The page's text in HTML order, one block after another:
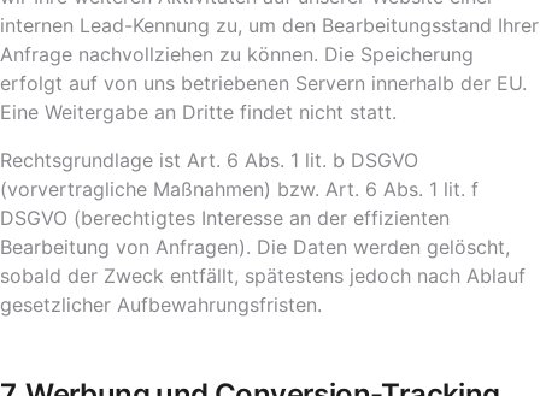
internen Lead-Kennung zu, um den Bearbeitungsstand Ihrer
Anfrage nachvollziehen zu können. Die Speicherung
erfolgt auf von uns betriebenen Servern innerhalb der EU.
Eine Weitergabe an Dritte findet nicht statt.
Rechtsgrundlage ist Art. 6 Abs. 1 lit. b DSGVO
(vorvertragliche Maßnahmen) bzw. Art. 6 Abs. 1 lit. f
DSGVO (berechtigtes Interesse an der effizienten
Bearbeitung von Anfragen). Die Daten werden gelöscht,
sobald der Zweck entfällt, spätestens jedoch nach Ablauf
gesetzlicher Aufbewahrungsfristen.